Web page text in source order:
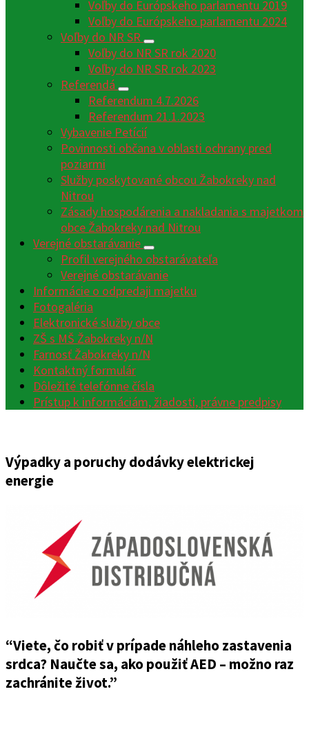
Voľby do Európskeho parlamentu 2019
Voľby do Európskeho parlamentu 2024
Voľby do NR SR
Voľby do NR SR rok 2020
Voľby do NR SR rok 2023
Referendá
Referendum 4.7.2026
Referendum 21.1.2023
Vybavenie Petícií
Povinnosti občana v oblasti ochrany pred
poziarmi
Služby poskytované obcou Žabokreky nad
Nitrou
Zásady hospodárenia a nakladania s majetkom
obce Žabokreky nad Nitrou
Verejné obstarávanie
Profil verejného obstarávateľa
Verejné obstarávanie
Informácie o odpredaji majetku
Fotogaléria
Elektronické služby obce
ZŠ s MŠ Žabokreky n/N
Farnosť Žabokreky n/N
Kontaktný formulár
Dôležité telefónne čísla
Prístup k informáciám, žiadosti, právne predpisy
Výpadky a poruchy dodávky elektrickej
energie
“Viete, čo robiť v prípade náhleho zastavenia
srdca? Naučte sa, ako použiť AED – možno raz
zachránite život.”